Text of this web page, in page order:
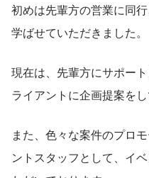
初めは先輩方の営業に同
学ばせていただきました。
現在は、先輩方にサポー
ライアントに企画提案をし
また、色々な案件のプロ
ントスタッフとして、イ